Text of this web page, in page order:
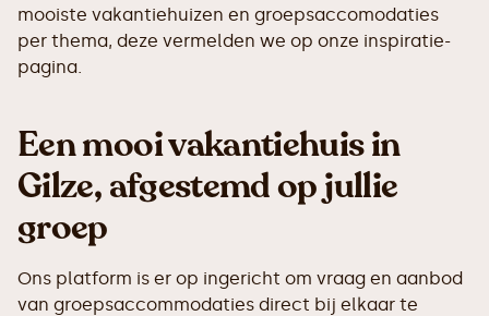
mooiste vakantiehuizen en groepsaccomodaties
per thema, deze vermelden we op onze inspiratie-
pagina.
Een mooi vakantiehuis in
Gilze, afgestemd op jullie
groep
Ons platform is er op ingericht om vraag en aanbod
van groepsaccommodaties direct bij elkaar te